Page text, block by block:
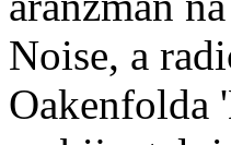
Noise, a
Oakenfolda